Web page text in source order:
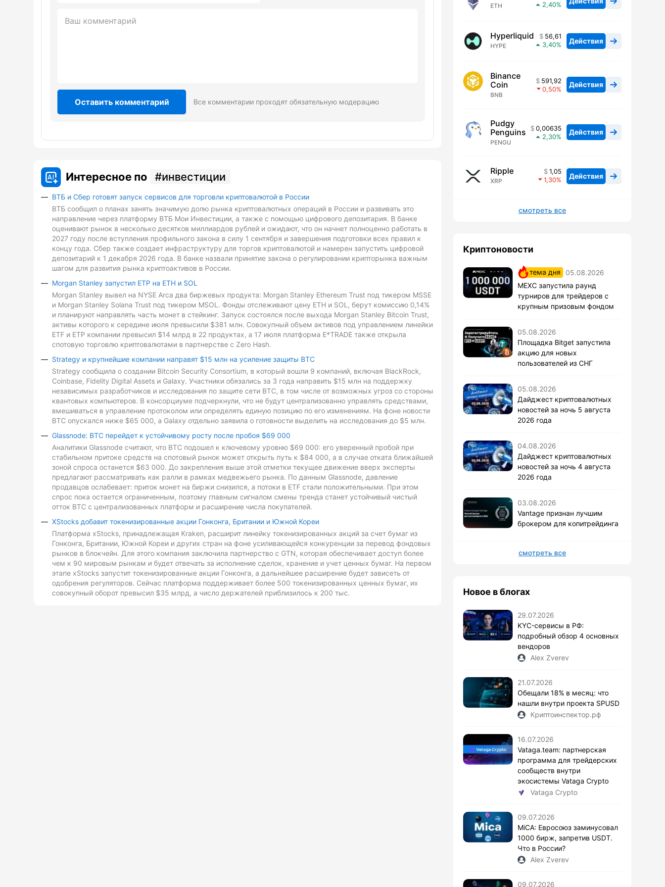
Оставить комментарий Все комментарии проходят обязательную модерацию
Интересное по инвестиции
ВТБ и Сбер готовят запуск сервисов для торговли криптовалютой в России
ВТБ сообщил о планах занять значимую долю рынка криптовалютных операций в России и развивать это
направление через платформу ВТБ Мои Инвестиции, а также с помощью цифрового депозитария. В банке
оценивают рынок в несколько десятков миллиардов рублей и ожидают, что он начнет полноценно работать в
2027 году после вступления профильного закона в силу 1 сентября и завершения подготовки всех правил к
концу года. Сбер также создает инфраструктуру для торгов криптовалютой и намерен запустить цифровой
депозитарий к 1 декабря 2026 года. В банке назвали принятие закона о регулировании крипторынка важным
шагом для развития рынка криптоактивов в России.
Morgan Stanley запустил ETP на ETH и SOL
Morgan Stanley вывел на NYSE Arca два биржевых продукта: Morgan Stanley Ethereum Trust под тикером MSSE
и Morgan Stanley Solana Trust под тикером MSOL. Фонды отслеживают цену ETH и SOL, берут комиссию 0,14%
и планируют направлять часть монет в стейкинг. Запуск состоялся после выхода Morgan Stanley Bitcoin Trust,
активы которого к середине июля превысили $381 млн. Совокупный объем активов под управлением линейки
ETF и ETP компании превысил $14 млрд в 22 продуктах, а 17 июля платформа E*TRADE также открыла
спотовую торговлю криптовалютами в партнерстве с Zero Hash.
Strategy и крупнейшие компании направят $15 млн на усиление защиты BTC
Strategy сообщила о создании Bitcoin Security Consortium, в который вошли 9 компаний, включая BlackRock,
Coinbase, Fidelity Digital Assets и Galaxy. Участники обязались за 3 года направить $15 млн на поддержку
независимых разработчиков и исследования по защите сети BTC, в том числе от возможных угроз со стороны
квантовых компьютеров. В консорциуме подчеркнули, что не будут централизованно управлять средствами,
вмешиваться в управление протоколом или определять единую позицию по его изменениям. На фоне новости
BTC опускался ниже $65 000, а Galaxy отдельно заявила о готовности выделить на исследования до $5 млн.
Glassnode: BTC перейдет к устойчивому росту после пробоя $69 000
Аналитики Glassnode считают, что BTC подошел к ключевому уровню $69 000: его уверенный пробой при
стабильном притоке средств на спотовый рынок может открыть путь к $84 000, а в случае отката ближайшей
зоной спроса останется $63 000. До закрепления выше этой отметки текущее движение вверх эксперты
предлагают рассматривать как ралли в рамках медвежьего рынка. По данным Glassnode, давление
продавцов ослабевает: приток монет на биржи снизился, а потоки в ETF стали положительными. При этом
спрос пока остается ограниченным, поэтому главным сигналом смены тренда станет устойчивый чистый
отток BTC с централизованных платформ и расширение числа покупателей.
XStocks добавит токенизированные акции Гонконга, Британии и Южной Кореи
Платформа xStocks, принадлежащая Kraken, расширит линейку токенизированных акций за счет бумаг из
Гонконга, Британии, Южной Кореи и других стран на фоне усиливающейся конкуренции за перевод фондовых
рынков в блокчейн. Для этого компания заключила партнерство с GTN, которая обеспечивает доступ более
чем к 90 мировым рынкам и будет отвечать за исполнение сделок, хранение и учет ценных бумаг. На первом
этапе xStocks запустит токенизированные акции Гонконга, а дальнейшее расширение будет зависеть от
одобрения регуляторов. Сейчас платформа поддерживает более 500 токенизированных ценных бумаг, их
совокупный оборот превысил $35 млрд, а число держателей приблизилось к 200 тыс.
ETH
2,40
Hyperliquid
HYPE
56,61
3,40
Действия
Binance
Coin
BNB
591,92
0,50
Действия
Pudgy
Penguins
PENGU
0,00635
2,30
Действия
Ripple
XRP
1,05
1,30
Действия
смотреть все
Криптоновости
тема дня
05.08.2026
MEXC запустила раунд
турниров для трейдеров с
крупным призовым фондом
05.08.2026
Площадка Bitget запустила
акцию для новых
пользователей из СНГ
05.08.2026
Дайджест криптовалютных
новостей за ночь 5 августа
2026 года
04.08.2026
Дайджест криптовалютных
новостей за ночь 4 августа
2026 года
03.08.2026
Vantage признан лучшим
брокером для копитрейдинга
смотреть все
Новое в блогах
29.07.2026
KYC-сервисы в РФ:
подробный обзор 4 основных
вендоров
Alex Zverev
21.07.2026
Обещали 18% в месяц: что
нашли внутри проекта SPUSD
Криптоинспектор.рф
16.07.2026
Vataga.team: партнерская
программа для трейдерских
сообществ внутри
экосистемы Vataga Crypto
Vataga Crypto
09.07.2026
MiCA: Евросоюз заминусовал
1000 бирж, запретив USDT.
Что в России?
Alex Zverev
09.07.2026